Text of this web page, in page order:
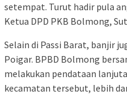
setempat. Turut hadir pula
Ketua DPD PKB Bolmong,
Selain di Passi Barat, banjir
Poigar. BPBD Bolmong
melakukan pendataan
kecamatan tersebut, lebih